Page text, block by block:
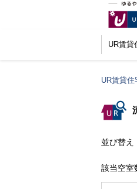
UR賃貸
UR賃貸住
並び替え
該当空室